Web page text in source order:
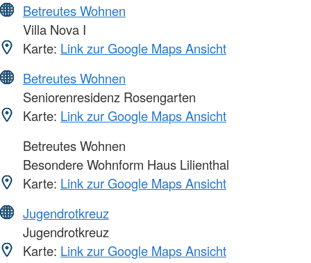
Betreutes Wohnen
Villa Nova I
Karte: Link zur Google Maps Ansicht
Betreutes Wohnen
Seniorenresidenz Rosengarten
Karte: Link zur Google Maps Ansicht
Betreutes Wohnen
Besondere Wohnform Haus Lilienthal
Karte: Link zur Google Maps Ansicht
Jugendrotkreuz
Jugendrotkreuz
Karte: Link zur Google Maps Ansicht